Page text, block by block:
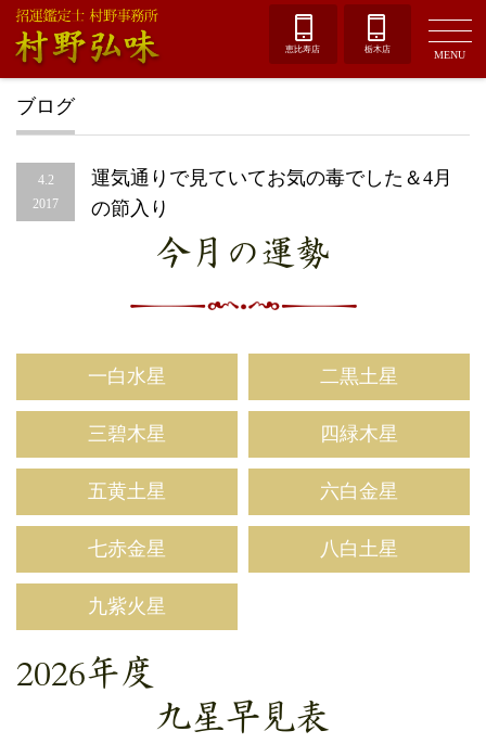
恵比寿店 栃木店 MENU
ブログ
4.2
2017
運気通りで見ていてお気の毒でした＆4月
の節入り
今月の運勢
一白水星 二黒土星
三碧木星 四緑木星
五黄土星 六白金星
七赤金星 八白土星
九紫火星
2026年度
九星早見表